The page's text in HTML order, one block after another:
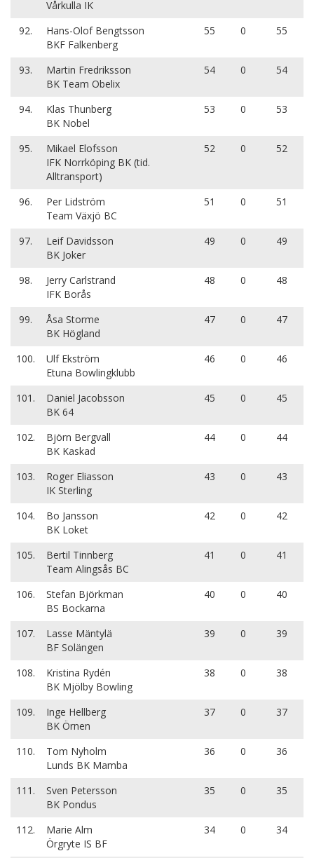
Vårkulla IK
92.
Hans-Olof Bengtsson
BKF Falkenberg
55 0 55
93.
Martin Fredriksson
BK Team Obelix
54 0 54
94.
Klas Thunberg
BK Nobel
53 0 53
95.
Mikael Elofsson
IFK Norrköping BK (tid.
Alltransport)
52 0 52
96.
Per Lidström
Team Växjö BC
51 0 51
97.
Leif Davidsson
BK Joker
49 0 49
98.
Jerry Carlstrand
IFK Borås
48 0 48
99.
Åsa Storme
BK Högland
47 0 47
100.
Ulf Ekström
Etuna Bowlingklubb
46 0 46
101.
Daniel Jacobsson
BK 64
45 0 45
102.
Björn Bergvall
BK Kaskad
44 0 44
103.
Roger Eliasson
IK Sterling
43 0 43
104.
Bo Jansson
BK Loket
42 0 42
105.
Bertil Tinnberg
Team Alingsås BC
41 0 41
106.
Stefan Björkman
BS Bockarna
40 0 40
107.
Lasse Mäntylä
BF Solängen
39 0 39
108.
Kristina Rydén
BK Mjölby Bowling
38 0 38
109.
Inge Hellberg
BK Örnen
37 0 37
110.
Tom Nyholm
Lunds BK Mamba
36 0 36
111.
Sven Petersson
BK Pondus
35 0 35
112.
Marie Alm
Örgryte IS BF
34 0 34